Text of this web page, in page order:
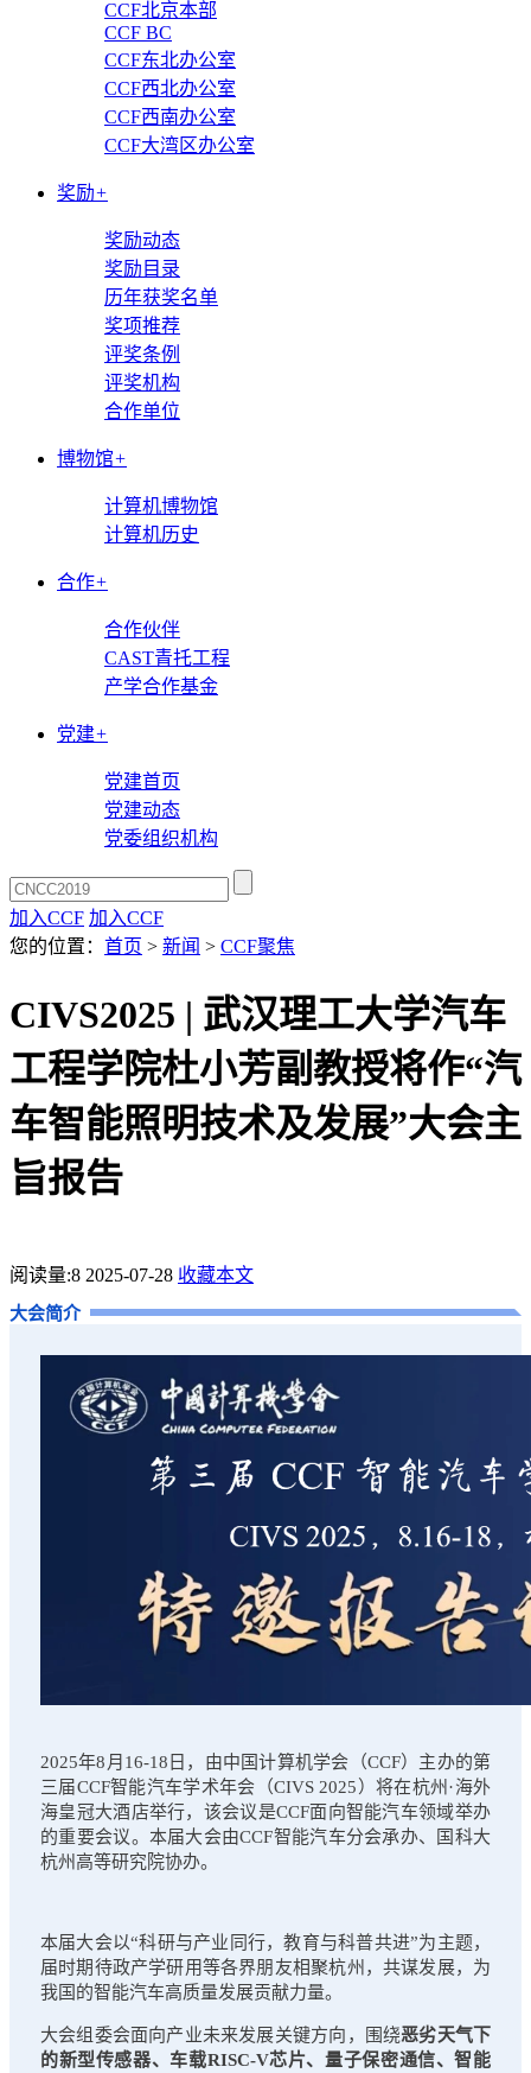
CCF北京本部
CCF BC
CCF东北办公室
CCF西北办公室
CCF西南办公室
CCF大湾区办公室
奖励+
奖励动态
奖励目录
历年获奖名单
奖项推荐
评奖条例
评奖机构
合作单位
博物馆+
计算机博物馆
计算机历史
合作+
合作伙伴
CAST青托工程
产学合作基金
党建+
党建首页
党建动态
党委组织机构
加入CCF 加入CCF
您的位置： 首页 > 新闻 > CCF聚焦
CIVS2025 | 武汉理工大学汽车
工程学院杜小芳副教授将作“汽
车智能照明技术及发展”大会主
旨报告
阅读量:8 2025-07-28 收藏本文
大会简介
2025年8月16-18日，由中国计算机学会（CCF）主办的第
三届CCF智能汽车学术年会（CIVS 2025）将在杭州·海外
海皇冠大酒店举行，该会议是CCF面向智能汽车领域举办
的重要会议。本届大会由CCF智能汽车分会承办、国科大
杭州高等研究院协办。
本届大会以“科研与产业同行，教育与科普共进”为主题，
届时期待政产学研用等各界朋友相聚杭州，共谋发展，为
我国的智能汽车高质量发展贡献力量。
大会组委会面向产业未来发展关键方向，围绕恶劣天气下
的新型传感器、车载RISC-V芯片、量子保密通信、智能